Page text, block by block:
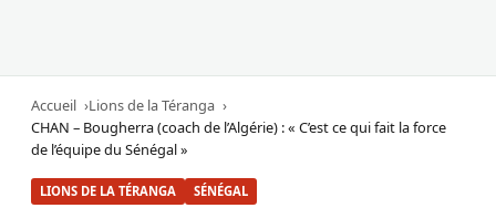
Accueil
Lions de la Téranga
CHAN – Bougherra (coach de l’Algérie) : « C’est ce qui fait la force
de l’équipe du Sénégal »
LIONS DE LA TÉRANGA SÉNÉGAL